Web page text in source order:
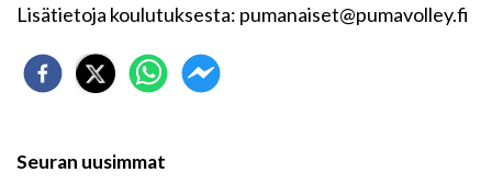
Lisätietoja koulutuksesta: pumanaiset@pumavolley.fi
Seuran uusimmat